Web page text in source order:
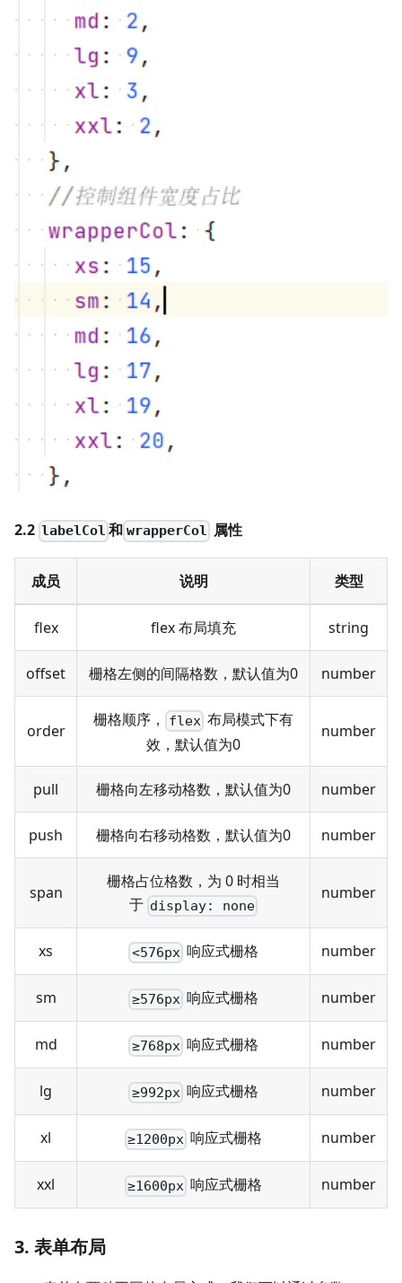
2.2 labelCol 和 wrapperCol 属性
成员 说明 类型
flex flex 布局填充 string
offset 栅格左侧的间隔格数，默认值为0 number
order
栅格顺序， flex布局模式下有
效，默认值为0
number
pull 栅格向左移动格数，默认值为0 number
push 栅格向右移动格数，默认值为0 number
span
栅格占位格数，为 0 时相当
于 display: none
number
xs <576px响应式栅格 number
sm ≥576px响应式栅格 number
md ≥768px响应式栅格 number
lg ≥992px响应式栅格 number
xl ≥1200px 响应式栅格 number
xxl ≥1600px 响应式栅格 number
3. 表单布局